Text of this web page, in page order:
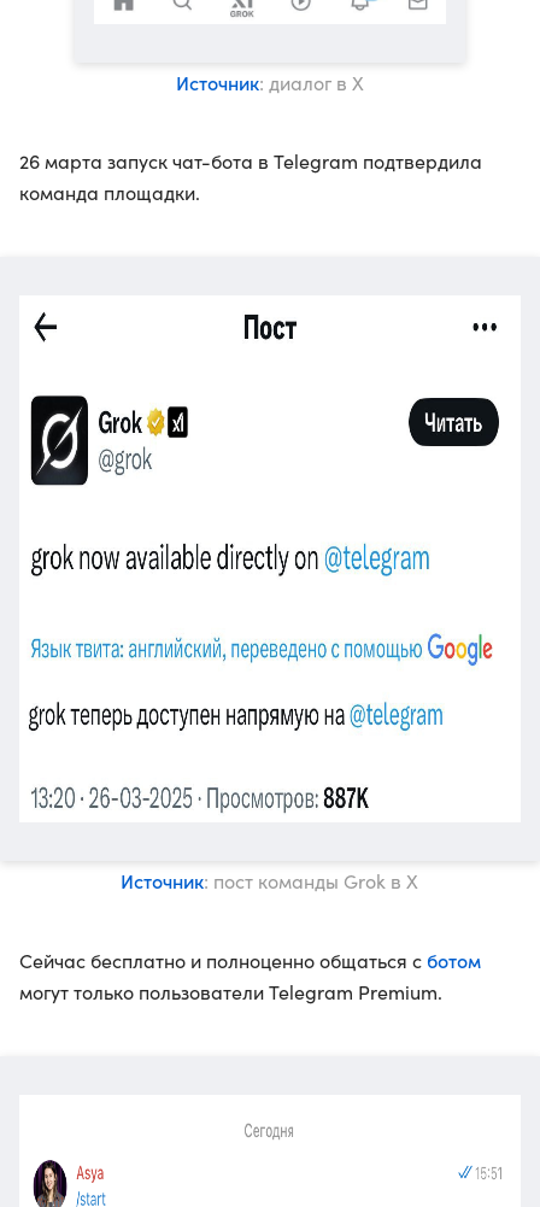
Источник: диалог в X
26 марта запуск чат-бота в Telegram подтвердила
команда площадки.
Источник: пост команды Grok в X
Сейчас бесплатно и полноценно общаться с ботом
могут только пользователи Telegram Premium.